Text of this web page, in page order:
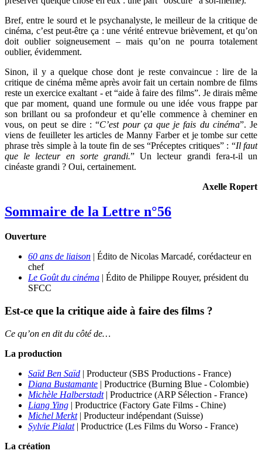
Bref, entre le sourd et le psychanalyste, le meilleur de la critique de
cinéma, c’est peut-être ça : une vérité entrevue brièvement, et qu’on
doit oublier soigneusement – mais qu’on ne pourra totalement
oublier, évidemment.
Sinon, il y a quelque chose dont je reste convaincue : lire de la
critique de cinéma même après avoir fait un certain nombre de films
reste un exercice exaltant - et “aide à faire des films”. Je dirais même
que par moment, quand une formule ou une idée vous frappe par
son brillant ou sa profondeur et qu’elle commence à cheminer en
vous, on peut se dire : “C’est pour ça que je fais du cinéma”. Je
viens de feuilleter les articles de Manny Farber et je tombe sur cette
phrase très simple à la toute fin de ses “Préceptes critiques” : “Il faut
que le lecteur en sorte grandi.” Un lecteur grandi fera-t-il un
cinéaste grandi ? Oui, certainement.
Axelle Ropert
Sommaire de la Lettre n°56
Ouverture
60 ans de liaison | Édito de Nicolas Marcadé, corédacteur en
chef
Le Goût du cinéma | Édito de Philippe Rouyer, président du
SFCC
Est-ce que la critique aide à faire des films ?
Ce qu’on en dit du côté de…
La production
Saïd Ben Saïd | Producteur (SBS Productions - France)
Diana Bustamante | Productrice (Burning Blue - Colombie)
Michèle Halberstadt| Productrice (ARP Sélection - France)
Liang Ying | Productrice (Factory Gate Films - Chine)
Michel Merkt| Producteur indépendant (Suisse)
Sylvie Pialat| Productrice (Les Films du Worso - France)
La création